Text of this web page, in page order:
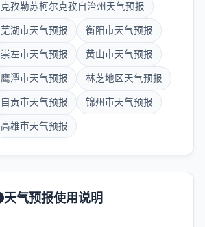
克孜勒苏柯尔克孜自治州天气预报
芜湖市天气预报 衡阳市天气预报
崇左市天气预报 黄山市天气预报
鹰潭市天气预报 林芝地区天气预报
自贡市天气预报 锦州市天气预报
高雄市天气预报
天气预报使用说明